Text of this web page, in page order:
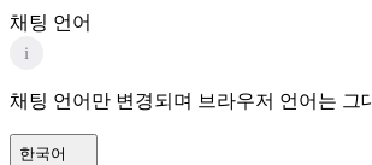
채팅 언어
i
채팅 언어만 변경되며 브라우저 언어는 그
한국어